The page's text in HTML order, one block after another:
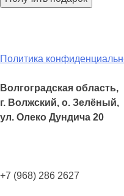
Политика
Волгоградская область,
г. Волжский, о. Зелёный,
ул. Олеко Дундича 20
+7 (968) 286 2627